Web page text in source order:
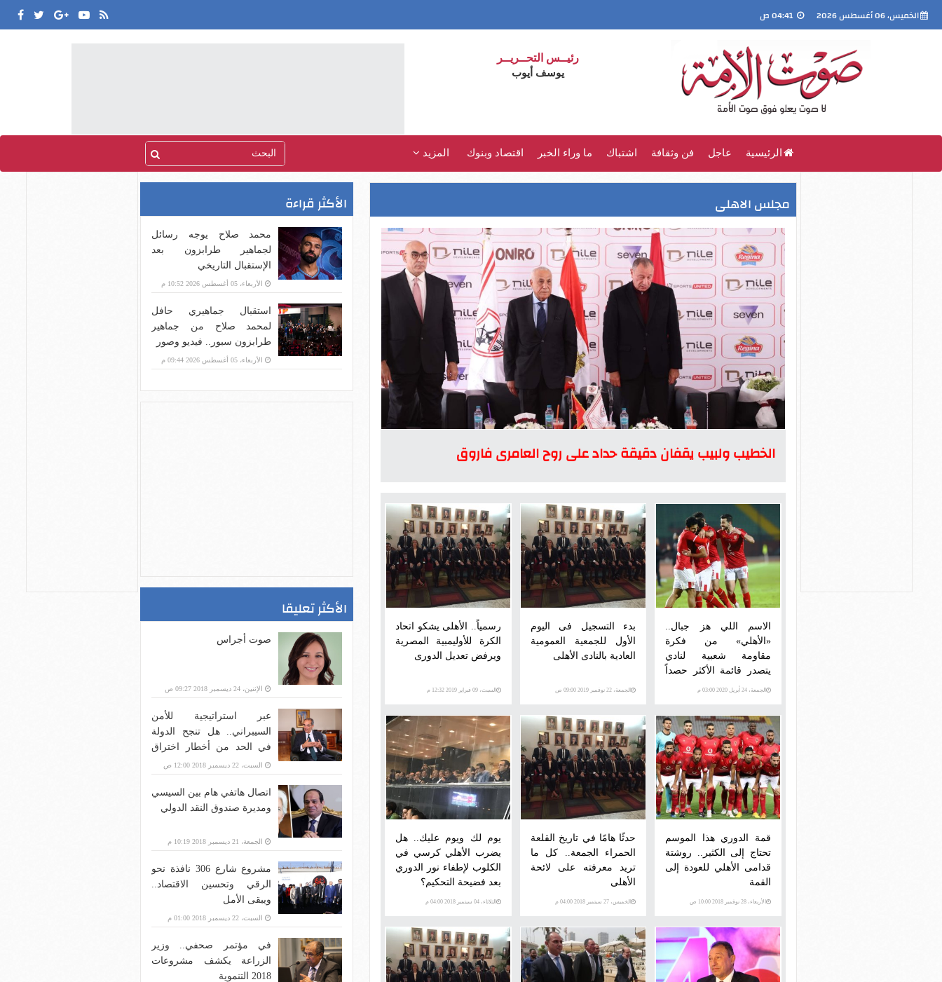
الخميس، 06 أغسطس 2026
رئيــس التحــريــر
يوسف أيوب
الرئيسية عاجل فن وثقافة اشتباك ما وراء الخبر اقتصاد وبنوك المزيد
مجلس الاهلى
الخطيب ولبيب يقفان دقيقة حداد على روح العامرى فاروق
الاسم اللي هز جبال..
«الأهلي» من فكرة
مقاومة شعبية لنادي
يتصدر قائمة الأكثر حصداً
للبطولات بالعالم
الجمعة، 24 أبريل 2020 03:00 م
بدء التسجيل فى اليوم
الأول للجمعية العمومية
العادية بالنادى الأهلى
الجمعة، 22 نوفمبر 2019 09:00 ص
رسمياً.. الأهلى يشكو اتحاد
الكرة للأوليمبية المصرية
ويرفض تعديل الدورى
السبت، 09 فبراير 2019 12:32 م
قمة الدوري هذا الموسم
تحتاج إلى الكثير.. روشتة
قدامى الأهلي للعودة إلى
القمة
الأربعاء، 28 نوفمبر 2018 10:00 ص
حدثًا هامًا في تاريخ القلعة
الحمراء الجمعة.. كل ما
تريد معرفته على لائحة
الأهلى
الخميس، 27 سبتمبر 2018 04:00 م
يوم لك ويوم عليك.. هل
يضرب الأهلي كرسي في
الكلوب لإطفاء نور الدوري
بعد فضيحة التحكيم؟
الثلاثاء، 04 سبتمبر 2018 04:00 م
الأكثر قراءة
محمد صلاح يوجه رسائل
لجماهير طرابزون بعد
الإستقبال التاريخي
الأربعاء، 05 أغسطس 2026 10:52 م
استقبال جماهيري حافل
لمحمد صلاح من جماهير
طرابزون سبور.. فيديو وصور
الأربعاء، 05 أغسطس 2026 09:44 م
الأكثر تعليقا
صوت أجراس
الإثنين، 24 ديسمبر 2018 09:27 ص
عبر استراتيجية للأمن
السيبراني.. هل تنجح الدولة
في الحد من أخطار اختراق
بنية الاتصالات؟
السبت، 22 ديسمبر 2018 12:00 ص
اتصال هاتفي هام بين السيسي
ومديرة صندوق النقد الدولي
الجمعة، 21 ديسمبر 2018 10:19 م
مشروع شارع 306 نافذة نحو
الرقي وتحسين الاقتصاد..
ويبقى الأمل
السبت، 22 ديسمبر 2018 01:00 م
في مؤتمر صحفي.. وزير
الزراعة يكشف مشروعات
2018 التنموية